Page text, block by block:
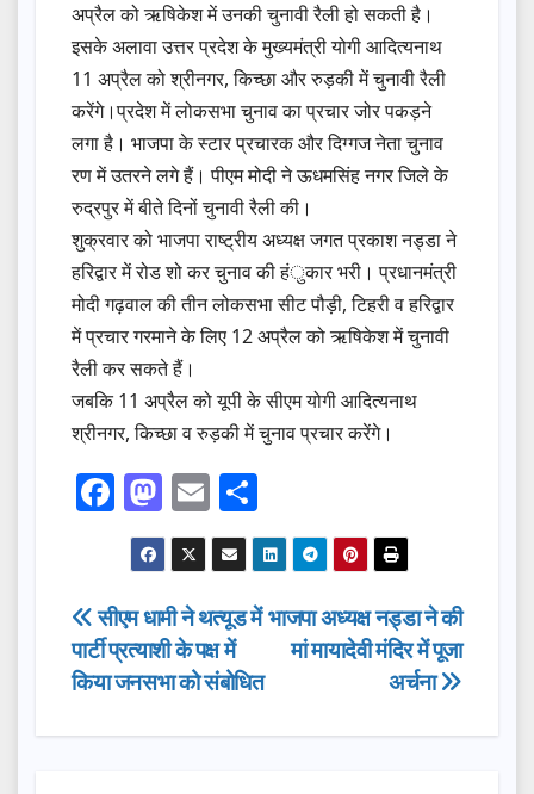
अप्रैल को ऋषिकेश में उनकी चुनावी रैली हो सकती है।
इसके अलावा उत्तर प्रदेश के मुख्यमंत्री योगी आदित्यनाथ
11 अप्रैल को श्रीनगर, किच्छा और रुड़की में चुनावी रैली
करेंगे।प्रदेश में लोकसभा चुनाव का प्रचार जोर पकड़ने
लगा है। भाजपा के स्टार प्रचारक और दिग्गज नेता चुनाव
रण में उतरने लगे हैं। पीएम मोदी ने ऊधमसिंह नगर जिले के
रुद्रपुर में बीते दिनों चुनावी रैली की।
शुक्रवार को भाजपा राष्ट्रीय अध्यक्ष जगत प्रकाश नड्डा ने
हरिद्वार में रोड शो कर चुनाव की हंुकार भरी। प्रधानमंत्री
मोदी गढ़वाल की तीन लोकसभा सीट पौड़ी, टिहरी व हरिद्वार
में प्रचार गरमाने के लिए 12 अप्रैल को ऋषिकेश में चुनावी
रैली कर सकते हैं।
जबकि 11 अप्रैल को यूपी के सीएम योगी आदित्यनाथ
श्रीनगर, किच्छा व रुड़की में चुनाव प्रचार करेंगे।
F
a
c
e
b
o
M
a
st
o
d
o
E
m
ail
h
ar
e
Post
navigation
भाजपा अध्यक्ष नड्डा ने की
मां मायादेवी मंदिर में पूजा
अर्चना
सीएम धामी ने थत्यूड में
पार्टी प्रत्याशी के पक्ष में
किया जनसभा को संबोधित